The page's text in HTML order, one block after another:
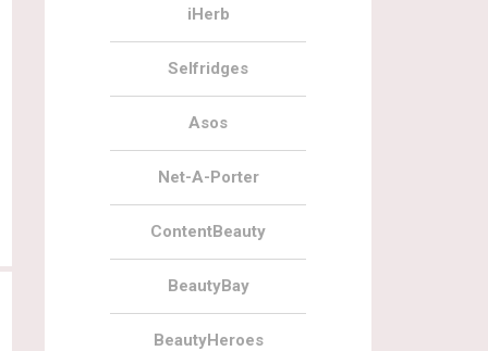
0
Черная пятница на BeautyBay 2019
iHerb
Selfridges
Asos
Net-A-Porter
ContentBeauty
BeautyBay
BeautyHeroes